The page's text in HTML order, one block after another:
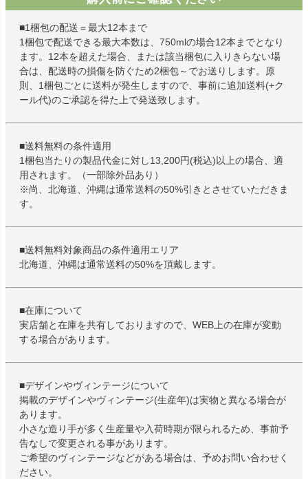
■1梱包の配送＝最大12本まで
1梱包で配送できる最大本数は、750mlの場合12本までとなり
ます。12本を超えた場合、または該当梱包に入りきらない場
合は、配送時の損傷を防ぐため2梱包～でお送りします。原
則、1梱包ごとに送料が発生しますので、事前に追加送料(+ク
ール代)のご承認を得た上で発送致します。
■送料無料の条件適用
1梱包当たりの製品代金に対し13,200円(税込)以上の場合、適
用されます。（一部除外品あり）
※尚、北海道、沖縄は通常送料の50%引きとさせていただきま
す。
■送料無料対象商品の条件適用エリア
北海道、沖縄は通常送料の50%を頂戴します。
■在庫について
実店舗と在庫を共有しておりますので、WEB上の在庫が変動
する場合があります。
■デザインやヴィンテージについて
掲載のデザインやヴィンテージ(生産年)は実物と異なる場合が
あります。
小さな造り手が多く生産量や入荷時期が限られるため、事前予
告なしで変更される事があります。
ご希望のヴィンテージなどがある場合は、予めお問い合わせく
ださい。